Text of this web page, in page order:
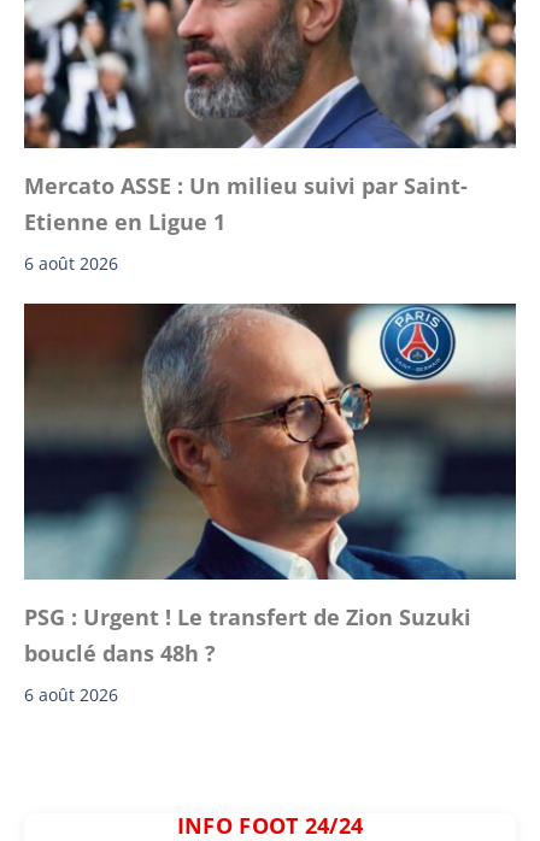
Mercato ASSE : Un milieu suivi par Saint-
Etienne en Ligue 1
6 août 2026
PSG : Urgent ! Le transfert de Zion Suzuki
bouclé dans 48h ?
6 août 2026
INFO FOOT 24/24